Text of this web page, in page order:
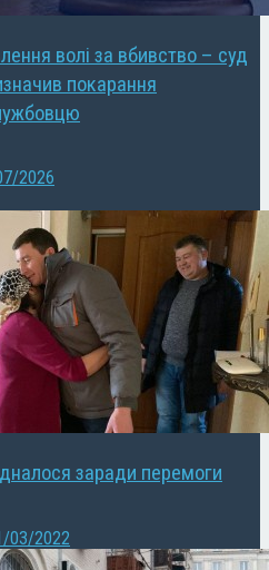
волі за вбивство – суд
покарання
2026
заради перемоги
03/2022